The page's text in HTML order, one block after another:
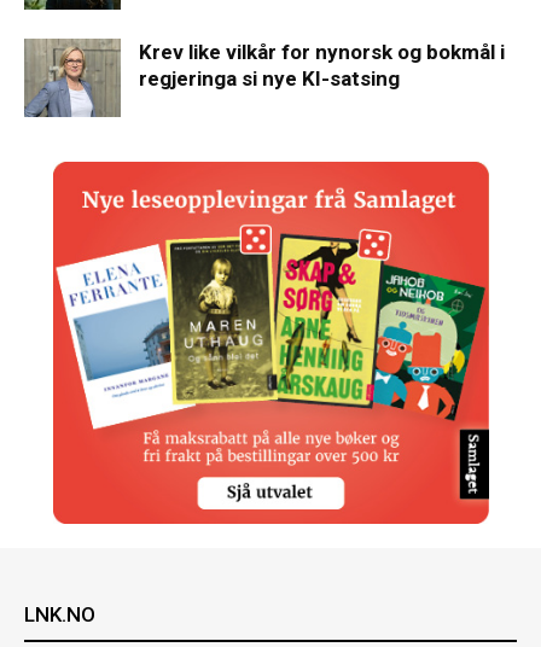
Krev like vilkår for nynorsk og bokmål i
regjeringa si nye KI-satsing
LNK.NO